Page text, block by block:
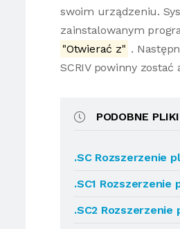
swoim urządzeniu.
zainstalowanym
"Otwierać z" .
SCRIV powinny
PODOBNE PLIKI
.SC Rozszerzenie
.SC1 Rozszerzenie
.SC2 Rozszerzenie